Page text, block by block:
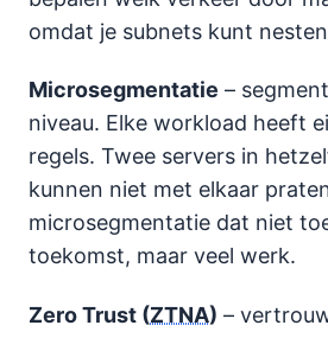
omdat je subnets kunt
Microsegmentatie –
niveau. Elke workload heeft
regels. Twee servers in
kunnen niet met elkaar
microsegmentatie dat niet
toekomst, maar veel werk.
Zero Trust (ZTNA) –